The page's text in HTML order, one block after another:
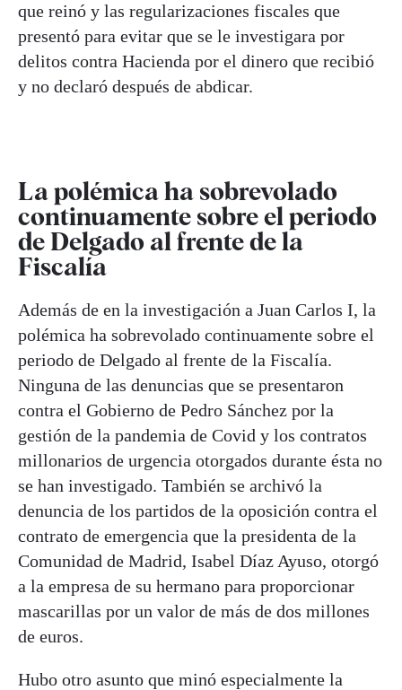
que reinó y las regularizaciones fiscales que
presentó para evitar que se le investigara por
delitos contra Hacienda por el dinero que recibió
y no declaró después de abdicar.
La polémica ha sobrevolado
continuamente sobre el periodo
de Delgado al frente de la
Fiscalía
Además de en la investigación a Juan Carlos I, la
polémica ha sobrevolado continuamente sobre el
periodo de Delgado al frente de la Fiscalía.
Ninguna de las denuncias que se presentaron
contra el Gobierno de Pedro Sánchez por la
gestión de la pandemia de Covid y los contratos
millonarios de urgencia otorgados durante ésta no
se han investigado. También se archivó la
denuncia de los partidos de la oposición contra el
contrato de emergencia que la presidenta de la
Comunidad de Madrid, Isabel Díaz Ayuso, otorgó
a la empresa de su hermano para proporcionar
mascarillas por un valor de más de dos millones
de euros.
Hubo otro asunto que minó especialmente la